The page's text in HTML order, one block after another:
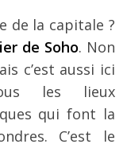
de la capitale ?
de Soho. Non
c’est aussi ici
les lieux
qui font la
C’est le